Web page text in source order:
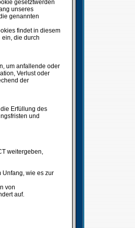
gesetztwerden
unseres
genannten
findet in diesem
ein, die durch
um anfallende oder
Verlust oder
der
Erfüllung des
und
weitergeben,
Unfang, wie es zur
von
auf.